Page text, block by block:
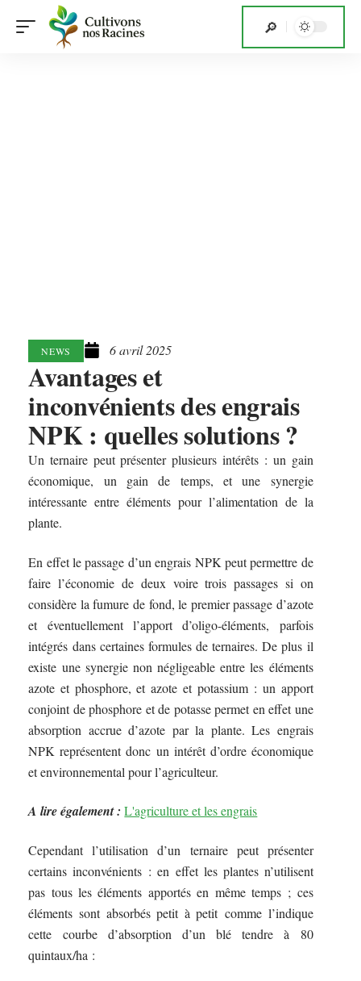
NEWS 6 avril 2025
Avantages et
inconvénients des engrais
NPK : quelles solutions ?
Un ternaire peut présenter plusieurs intérêts : un gain
économique, un gain de temps, et une synergie
intéressante entre éléments pour l’alimentation de la
plante.
En effet le passage d’un engrais NPK peut permettre de
faire l’économie de deux voire trois passages si on
considère la fumure de fond, le premier passage d’azote
et éventuellement l’apport d’oligo-éléments, parfois
intégrés dans certaines formules de ternaires. De plus il
existe une synergie non négligeable entre les éléments
azote et phosphore, et azote et potassium : un apport
conjoint de phosphore et de potasse permet en effet une
absorption accrue d’azote par la plante. Les engrais
NPK représentent donc un intérêt d’ordre économique
et environnemental pour l’agriculteur.
A lire également : L'agriculture et les engrais
Cependant l’utilisation d’un ternaire peut présenter
certains inconvénients : en effet les plantes n’utilisent
pas tous les éléments apportés en même temps ; ces
éléments sont absorbés petit à petit comme l’indique
cette courbe d’absorption d’un blé tendre à 80
quintaux/ha :